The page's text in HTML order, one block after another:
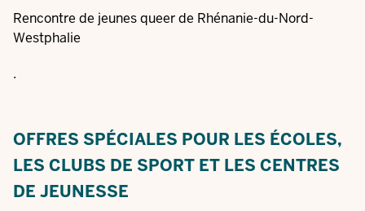
Rencontre de jeunes queer de Rhénanie-du-Nord-
Westphalie
.
OFFRES SPÉCIALES POUR LES ÉCOLES,
LES CLUBS DE SPORT ET LES CENTRES
DE JEUNESSE